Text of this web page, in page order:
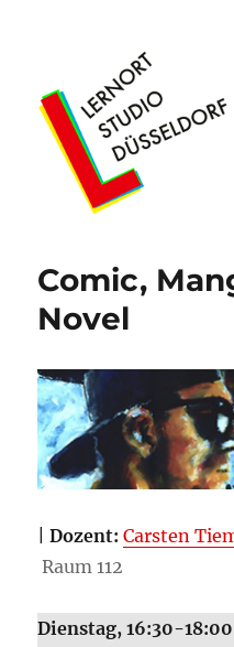
Comic,
Novel
|Dozent:Carsten
Raum 112
Dienstag, 16:30-18:00